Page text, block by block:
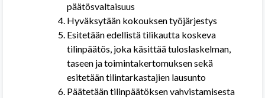
päätösvaltaisuus
Hyväksytään kokouksen työjärjestys
Esitetään edellistä tilikautta koskeva
tilinpäätös, joka käsittää tuloslaskelman,
taseen ja toimintakertomuksen sekä
esitetään tilintarkastajien lausunto
Päätetään tilinpäätöksen vahvistamisesta